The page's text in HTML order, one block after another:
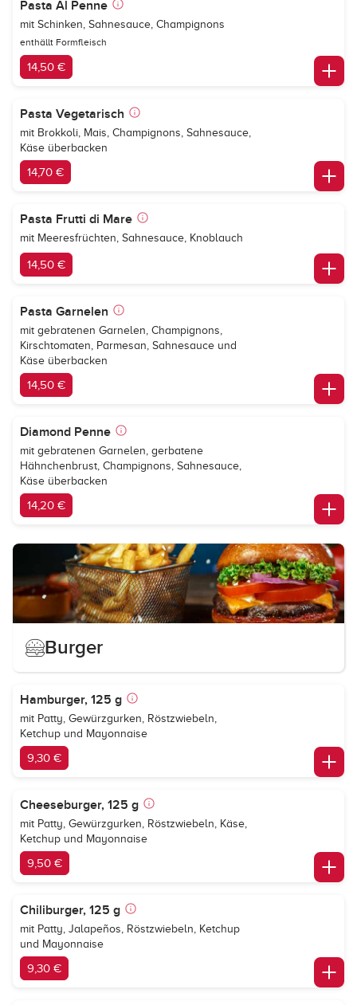
Pasta Al Penne
mit Schinken, Sahnesauce, Champignons
enthällt Formfleisch
14,50 €
Pasta Vegetarisch
mit Brokkoli, Mais, Champignons, Sahnesauce,
Käse überbacken
14,70 €
Pasta Frutti di Mare
mit Meeresfrüchten, Sahnesauce, Knoblauch
14,50 €
Pasta Garnelen
mit gebratenen Garnelen, Champignons,
Kirschtomaten, Parmesan, Sahnesauce und
Käse überbacken
14,50 €
Diamond Penne
mit gebratenen Garnelen, gerbatene
Hähnchenbrust, Champignons, Sahnesauce,
Käse überbacken
14,20 €
Burger
Hamburger, 125 g
mit Patty, Gewürzgurken, Röstzwiebeln,
Ketchup und Mayonnaise
9,30 €
Cheeseburger, 125 g
mit Patty, Gewürzgurken, Röstzwiebeln, Käse,
Ketchup und Mayonnaise
9,50 €
Chiliburger, 125 g
mit Patty, Jalapeños, Röstzwiebeln, Ketchup
und Mayonnaise
9,30 €